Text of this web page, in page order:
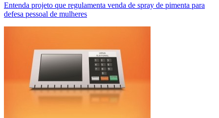
Entenda projeto que regulamenta venda de spray de pimenta para
defesa pessoal de mulheres